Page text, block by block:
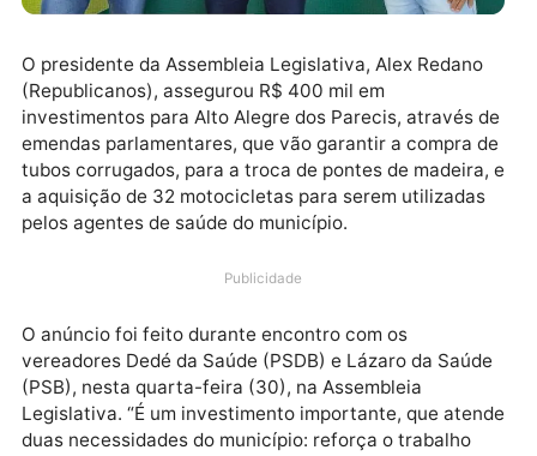
O presidente da Assembleia Legislativa, Alex Redano
(Republicanos), assegurou R$ 400 mil em
investimentos para Alto Alegre dos Parecis, através
tubos corrugados, para a troca de pontes de
pelos agentes de saúde do município.
Publicidade